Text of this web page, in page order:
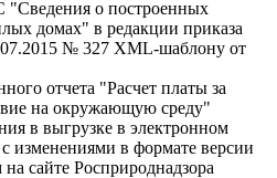
о построенных
домах" в редакции приказа
№ 327 XML-шаблону от
отчета "Расчет платы за
на окружающую среду"
в выгрузке в электронном
изменениями в формате версии
сайте Росприроднадзора